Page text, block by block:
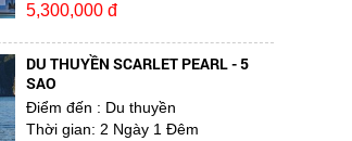
5,300,000 đ
DU THUYỀN SCARLET PEARL - 5
SAO
Điểm đến : Du thuyền
Thời gian: 2 Ngày 1 Đêm